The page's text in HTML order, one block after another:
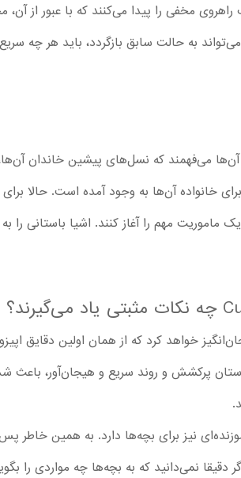
مخفی را پیدا می‌کنند که با عبور از
به حالت سابق بازگردد، باید هر چه
می‌فهمند که نسل‌های پیشین خاندان آن‌ها،
خانواده آن‌ها به وجود آمده است. حالا
مهم را آغاز کنند. اشیا باستانی را
ماموریت هیجان‌انگیز خواهد کرد که از همان اولین
نیز برای بچه‌ها دارد. به همین خاطر
دقیقا نمی‌دانید که به بچه‌ها چه مواردی را